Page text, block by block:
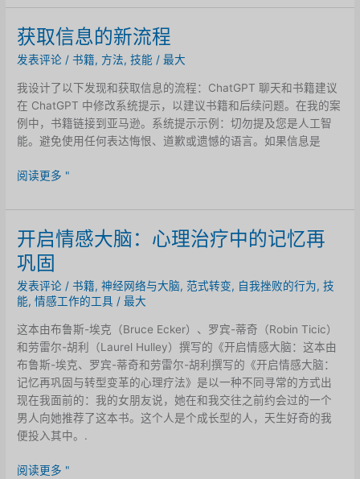
系
自
恋
者
和
性
自
恋
者
获取信息的新流程
发表评论 /书籍, 方法,技能 /最大
我设计了以下发现和获取信息的流程：ChatGPT 聊天和书籍建议
在 ChatGPT 中修改系统提示，以建议书籍和后续问题。在我的案
例中，书籍链接到亚马逊。系统提示示例：切勿提及您是人工智
能。避免使用任何表达悔恨、道歉或遗憾的语言。如果信息是
获
信
息
的
新
流
程
阅读更多 "
开启情感大脑：心理治疗中的记忆再
巩固
发表评论 /书籍,神经网络与大脑,范式转变, 自我挫败的行为,技
能,情感工作的工具 /最大
这本由布鲁斯-埃克（Bruce Ecker）、罗宾-蒂奇（Robin Ticic）
和劳雷尔-胡利（Laurel Hulley）撰写的《开启情感大脑：这本由
布鲁斯-埃克、罗宾-蒂奇和劳雷尔-胡利撰写的《开启情感大脑：
记忆再巩固与转型变革的心理疗法》是以一种不同寻常的方式出
现在我面前的：我的女朋友说，她在和我交往之前约会过的一个
男人向她推荐了这本书。这个人是个成长型的人，天生好奇的我
便投入其中。.
开
阅读更多 "